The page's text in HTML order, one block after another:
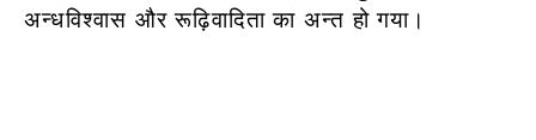
अन्धविश्वास और रूढ़िवादिता का अन्त हो गया।